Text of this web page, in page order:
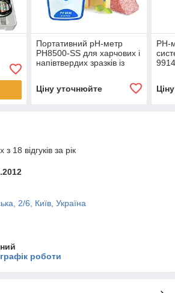
Портативний pH-метр
PH8500-SS для харчових і
напівтвердих зразків із
Ціну уточнюйте
РН-
18 відгуків за рік
2/6, Київ, Україна
роботи